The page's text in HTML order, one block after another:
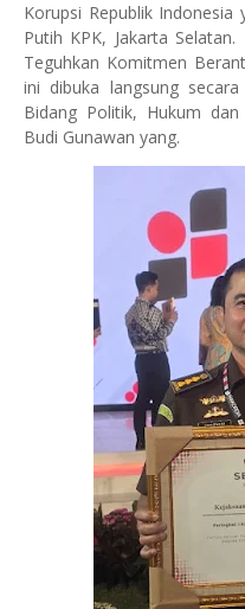
Korupsi Republik
Putih KPK, Jakarta
Teguhkan Komitmen
ini dibuka langsung
Bidang Politik, Hukum dan
Budi Gunawan yang.